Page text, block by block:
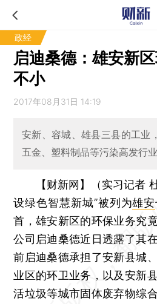
政经
启迪桑德：雄安新
不小
2017年08月31日 14:19
安新、容城、雄县三县的工业
五金、塑料制品等污染高发行业
【财新网】（实习记者
设绿色智慧新城”被列为雄安
首，雄安新区的环保业务究
公司启迪桑德近日透露了其
前启迪桑德承担了安新县城
业区的环卫业务，以及安新
活垃圾等城市固体废弃物综